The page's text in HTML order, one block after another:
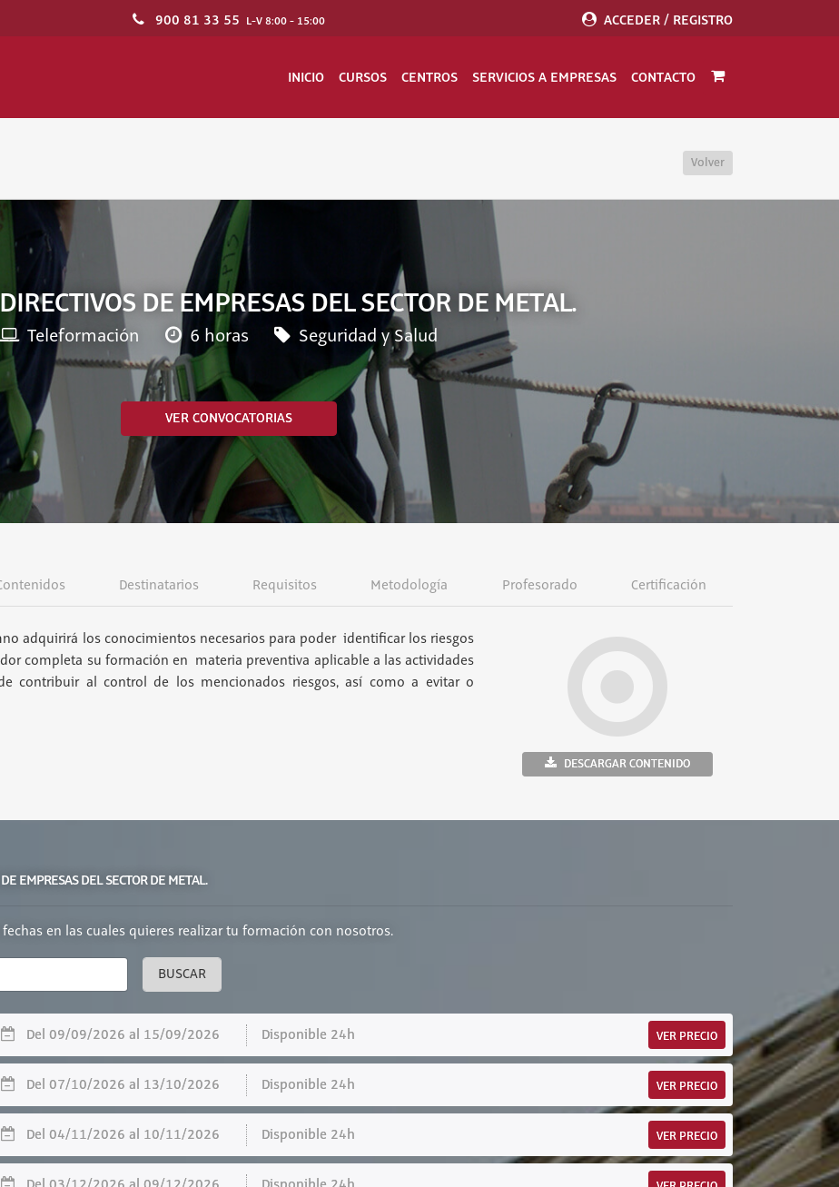
900 81 33 55 L-V 8:00 - 15:00 ACCEDER / REGISTRO
INICIO CURSOS CENTROS SERVICIOS A EMPRESAS CONTACTO
Volver
DE EMPRESAS DEL SECTOR DE METAL.
Teleformación 6 horas Seguridad y Salud
VER CONVOCATORIAS
Destinatarios Requisitos Metodología Profesorado Certificación
adquirirá los conocimientos necesarios para poder identificar los riesgos
completa su formación en materia preventiva aplicable a las actividades
contribuir al control de los mencionados riesgos, así como a evitar o
DESCARGAR CONTENIDO
EMPRESAS DEL SECTOR DE METAL.
en las cuales quieres realizar tu formación con nosotros.
BUSCAR
Del 09/09/2026 al 15/09/2026 Disponible 24h VER PRECIO
Del 07/10/2026 al 13/10/2026 Disponible 24h VER PRECIO
Del 04/11/2026 al 10/11/2026 Disponible 24h VER PRECIO